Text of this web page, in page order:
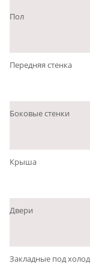
Пол
Передняя стенка
Боковые стенки
Крыша
Двери
Закладные под